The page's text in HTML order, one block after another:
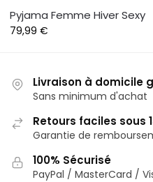
Pyjama Femme Hiver Sexy
79,99 €
Livraison à domicile
Sans minimum d'achat
Retours faciles sous
Garantie de
100% Sécurisé
PayPal / MasterCard /